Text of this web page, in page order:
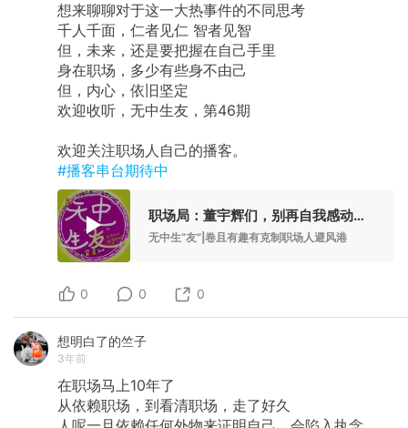
想来聊聊对于这一大热事件的不同思考
千人千面，仁者见仁 智者见智
但，未来，还是要把握在自己手里
身在职场，多少有些身不由己
但，内心，依旧坚定
欢迎收听，无中生友，第46期
欢迎关注职场人自己的播客。
#播客串台期待中
职场局：董宇辉们，别再自我感动了｜无中生友VOL46
无中生“友”|卷且有趣有克制职场人避风港
0 0 0
想明白了的竺子
3年前
在职场马上10年了
从依赖职场，到看清职场，走了好久